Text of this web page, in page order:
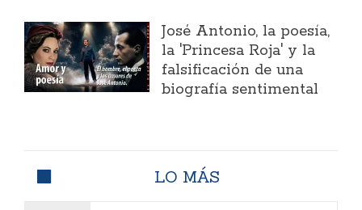
José Antonio, la poesía,
la 'Princesa Roja' y la
falsificación de una
biografía sentimental
LO MÁS